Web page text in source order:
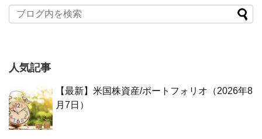
人気記事
【最新】米国株資産/ポートフォリオ（2026年8
月7日）